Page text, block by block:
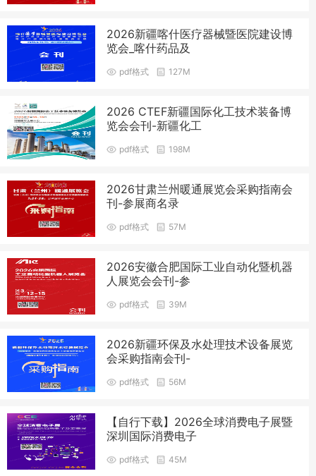
2026新疆喀什医疗器械暨医院建设博
览会_喀什药品及
pdf格式 127M
2026 CTEF新疆国际化工技术装备博
览会会刊-新疆化工
pdf格式 198M
2026甘肃兰州暖通展览会采购指南会
刊-参展商名录
pdf格式 57M
2026安徽合肥国际工业自动化暨机器
人展览会会刊-参
pdf格式 39M
2026新疆环保及水处理技术设备展览
会采购指南会刊-
pdf格式 56M
【自行下载】2026全球消费电子展暨
深圳国际消费电子
pdf格式 45M